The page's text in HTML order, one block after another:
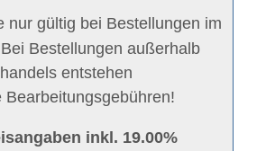
nur gültig bei Bestellungen im
Bestellungen außerhalb
entstehen
Bearbeitungsgebühren!
inkl. 19.00%